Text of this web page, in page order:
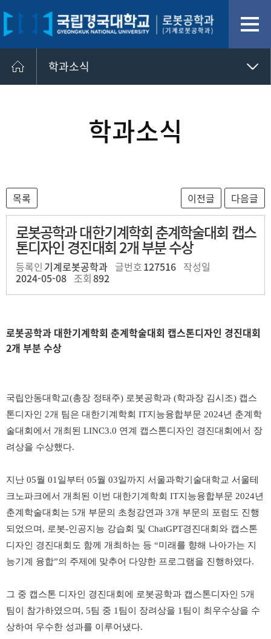
학과안내
학과소식
학과소식
졸업후진로
장학금안내
학과소식
로봇공학과 대한기계학회 춘계학술대회 캡스
톤디자인 경진대회 2개 부분 수상
등록인 기계로봇공학과 글번호127516 작성일
2024-05-08 조회892
로봇공학과 대한기계학회 춘계학술대회 캡스톤디자인 경진대회
2개 부분 수상
국립안동대학교(총장 정태주) 로봇공학과 (학과장 김시조) 캡스
톤디자인 2개 팀은 대한기계학회 IT지능융합부문 2024년 춘계학
술대회에서 개최된 LINC3.0 연계 캡스톤디자인 경진대회에서 장
려상을 수상했다.
지난 05월 01 일부터 05월 03일까지 서울과학기술대학교 서울테
크노파크에서 개최된 이번 대한기계학회 IT지능융합부문 2024년
춘계학술대회는 5개 부문의 초청강연과 3개 부문의 포럼도 진행
되었으며 , 로봇-인공지능 강습회 및 ChatGPT경진대회와 캡스톤
디자인 경진대회도 함께 개최하는 등 “미래를 향해 나아가는 지
능기계 융합”의 주제에 맞추어 다양한 프로그램을 진행하였다.
그 중 캡스톤 디자인 경진대회에 로봇공학과 캡스톤디자인 5개
팀이 참가하였으며 , 5팀 중 1 팀이 장려상을 1 팀이 최우수상을 수
상하여 우수한 성과를 이루어냈다.